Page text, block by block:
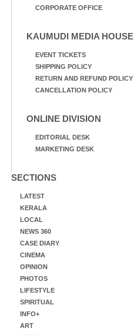
CORPORATE OFFICE
KAUMUDI MEDIA HOUSE
EVENT TICKETS
SHIPPING POLICY
RETURN AND REFUND POLICY
CANCELLATION POLICY
ONLINE DIVISION
EDITORIAL DESK
MARKETING DESK
SECTIONS
LATEST
KERALA
LOCAL
NEWS 360
CASE DIARY
CINEMA
OPINION
PHOTOS
LIFESTYLE
SPIRITUAL
INFO+
ART